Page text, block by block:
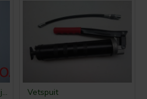
Tussenband zwart (tijdelijk niet leverbaar) Vetspuit